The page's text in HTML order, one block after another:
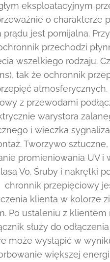
eksploatacyjnym
o charakterze
prądu jest pomijalna.
przechodzi
wszelkiego rodzaju.
tak że ochronnik
z przewodami
warystora
i wieczka
Tworzywo
promieniowania UV
V0. Śruby i nakrętki
chronnik przepięciowy
klienta w kolorze
Po ustaleniu z
służy do
może wystąpić w
większej